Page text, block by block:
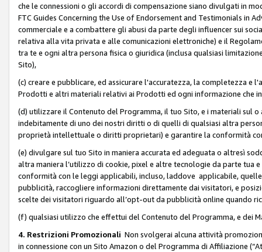
che le connessioni o gli accordi di compensazione siano divulgati in
FTC Guides Concerning the Use of Endorsement and Testimonials in
commerciale e a combattere gli abusi da parte degli influencer sui
relativa alla vita privata e alle comunicazioni elettroniche) e il
tra te e ogni altra persona fisica o giuridica (inclusa qualsiasi
Sito),
(c) creare e pubblicare, ed assicurare l'accuratezza, la completezza
Prodotti e altri materiali relativi ai Prodotti ed ogni informazione che
(d) utilizzare il Contenuto del Programma, il tuo Sito, e i materiali sul
indebitamente di uno dei nostri diritti o di quelli di qualsiasi altra
proprietà intellettuale o diritti proprietari) e garantire la conformità
(e) divulgare sul tuo Sito in maniera accurata ed adeguata o altresì
altra maniera l’utilizzo di cookie, pixel e altre tecnologie da parte tua
conformità con le leggi applicabili, incluso, laddove applicabile,
pubblicità, raccogliere informazioni direttamente dai visitatori, e
scelte dei visitatori riguardo all’opt-out da pubblicità online quando
(f) qualsiasi utilizzo che effettui del Contenuto del Programma, e dei
4. Restrizioni Promozionali Non svolgerai alcuna attività
in connessione con un Sito Amazon o del Programma di Affiliazione